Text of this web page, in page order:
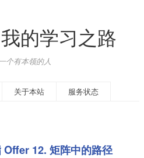
的学习之路
个有本领的人
关于本站 服务状态
Offer 12. 矩阵中的路径